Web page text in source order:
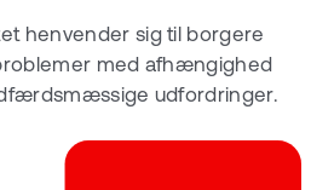
henvender sig til borgere
med afhængighed
udfordringer.